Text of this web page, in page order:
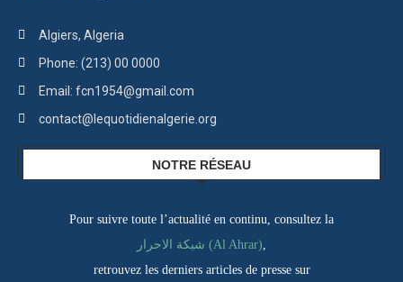
Algiers, Algeria
Phone: (213) 00 0000
Email: fcn1954@gmail.com
contact@lequotidienalgerie.org
NOTRE RÉSEAU
Pour suivre toute l’actualité en continu, consultez la
شبكة الاحرار (Al Ahrar),
retrouvez les derniers articles de presse sur